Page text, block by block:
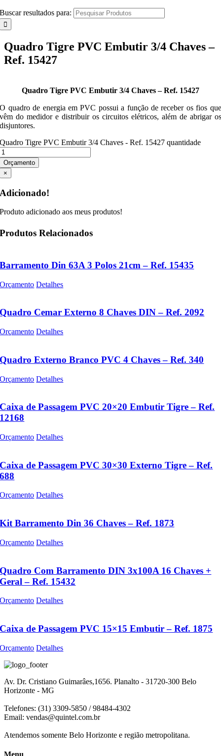
Buscar resultados para:
Quadro Tigre PVC Embutir 3/4 Chaves –
Ref. 15427
Quadro Tigre PVC Embutir 3/4 Chaves – Ref. 15427
O quadro de energia em PVC possui a função de receber os fios que
vêm do medidor e distribuir os circuitos elétricos, além de abrigar os
disjuntores.
Quadro Tigre PVC Embutir 3/4 Chaves - Ref. 15427 quantidade
Orçamento
×
Adicionado!
Produto adicionado aos meus produtos!
Produtos Relacionados
Barramento Din 63A 3 Polos 21cm – Ref. 15435
Orçamento Detalhes
Quadro Cemar Externo 8 Chaves DIN – Ref. 2092
Orçamento Detalhes
Quadro Externo Branco PVC 4 Chaves – Ref. 340
Orçamento Detalhes
Caixa de Passagem PVC 20×20 Embutir Tigre – Ref.
12168
Orçamento Detalhes
Caixa de Passagem PVC 30×30 Externo Tigre – Ref.
688
Orçamento Detalhes
Kit Barramento Din 36 Chaves – Ref. 1873
Orçamento Detalhes
Quadro Com Barramento DIN 3x100A 16 Chaves +
Geral – Ref. 15432
Orçamento Detalhes
Caixa de Passagem PVC 15×15 Embutir – Ref. 1875
Orçamento Detalhes
Av. Dr. Cristiano Guimarâes,1656. Planalto - 31720-300 Belo
Horizonte - MG
Telefones: (31) 3309-5850 / 98484-4302
Email: vendas@quintel.com.br
Atendemos somente Belo Horizonte e região metropolitana.
Menu